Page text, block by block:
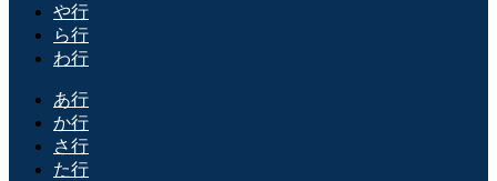
や行
ら行
わ行
あ行
か行
さ行
た行